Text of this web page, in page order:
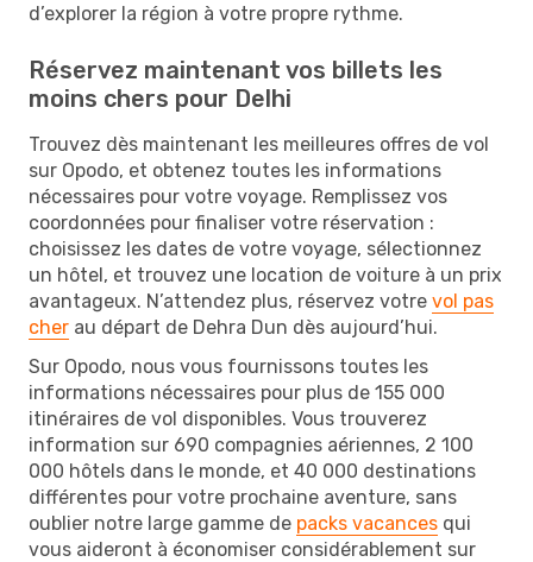
d’explorer la région à votre propre rythme.
Réservez maintenant vos billets les
moins chers pour Delhi
Trouvez dès maintenant les meilleures offres de vol
sur Opodo, et obtenez toutes les informations
nécessaires pour votre voyage. Remplissez vos
coordonnées pour finaliser votre réservation :
choisissez les dates de votre voyage, sélectionnez
un hôtel, et trouvez une location de voiture à un prix
avantageux. N’attendez plus, réservez votre vol pas
cher au départ de Dehra Dun dès aujourd’hui.
Sur Opodo, nous vous fournissons toutes les
informations nécessaires pour plus de 155 000
itinéraires de vol disponibles. Vous trouverez
information sur 690 compagnies aériennes, 2 100
000 hôtels dans le monde, et 40 000 destinations
différentes pour votre prochaine aventure, sans
oublier notre large gamme de packs vacances qui
vous aideront à économiser considérablement sur